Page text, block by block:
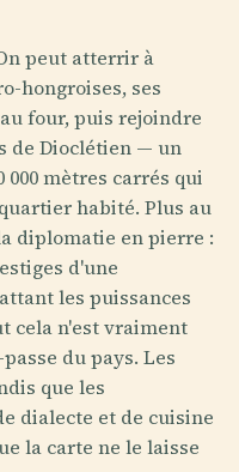
peut atterrir à
hongroises, ses
four, puis rejoindre
de Dioclétien — un
mètres carrés qui
habité. Plus au
diplomatie en pierre :
d'une
les puissances
cela n'est vraiment
du pays. Les
que les
dialecte et de cuisine
la carte ne le laisse